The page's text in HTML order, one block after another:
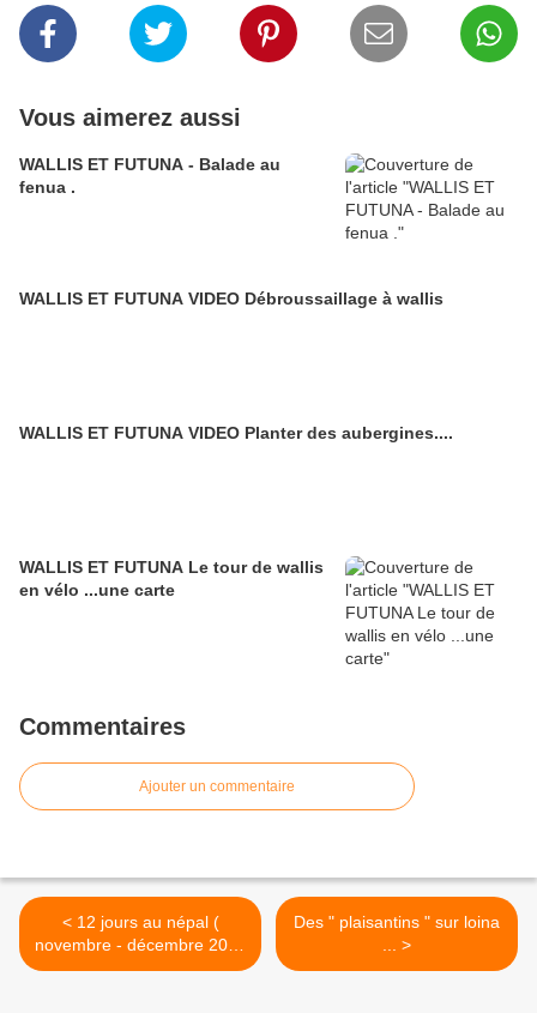
Vous aimerez aussi
WALLIS ET FUTUNA - Balade au
fenua .
WALLIS ET FUTUNA VIDEO Débroussaillage à wallis
WALLIS ET FUTUNA VIDEO Planter des aubergines....
WALLIS ET FUTUNA Le tour de wallis
en vélo ...une carte
Commentaires
Ajouter un commentaire
< 12 jours au népal (
novembre - décembre 2009
)
Des " plaisantins " sur loina
... >